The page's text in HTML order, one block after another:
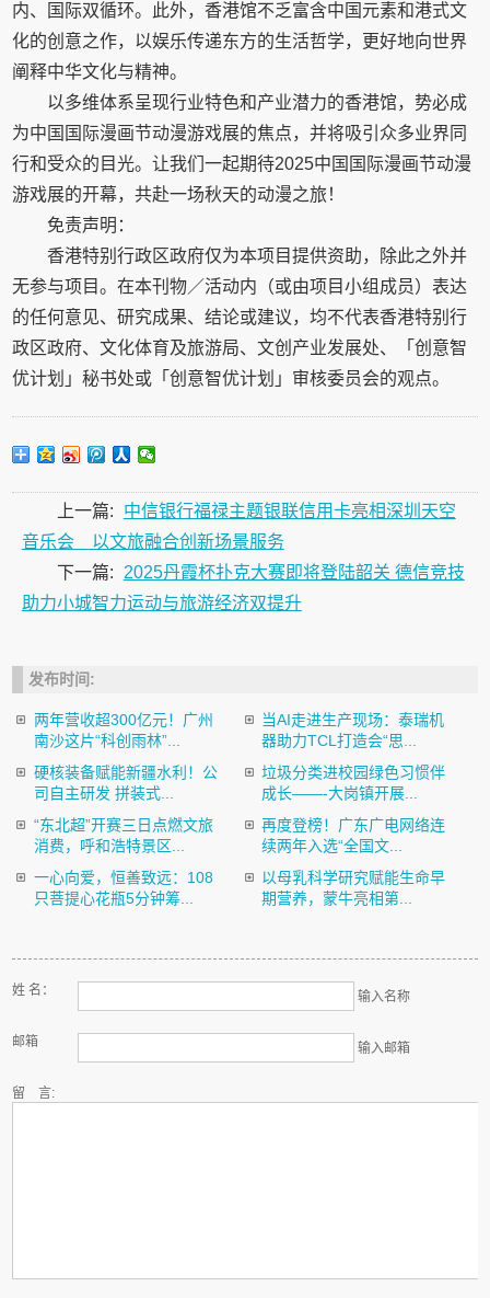
内、国际双循环。此外，香港馆不乏富含中国元素和港式文
化的创意之作，以娱乐传递东方的生活哲学，更好地向世界
阐释中华文化与精神。
以多维体系呈现行业特色和产业潜力的香港馆，势必成
为中国国际漫画节动漫游戏展的焦点，并将吸引众多业界同
行和受众的目光。让我们一起期待2025中国国际漫画节动漫
游戏展的开幕，共赴一场秋天的动漫之旅！
免责声明：
香港特别行政区政府仅为本项目提供资助，除此之外并
无参与项目。在本刊物／活动内（或由项目小组成员）表达
的任何意见、研究成果、结论或建议，均不代表香港特别行
政区政府、文化体育及旅游局、文创产业发展处、「创意智
优计划」秘书处或「创意智优计划」审核委员会的观点。
上一篇:
中信银行福禄主题银联信用卡亮相深圳天空
音乐会 以文旅融合创新场景服务
下一篇:
2025丹霞杯扑克大赛即将登陆韶关 德信竞技
助力小城智力运动与旅游经济双提升
发布时间:
两年营收超300亿元！广州
南沙这片“科创雨林”...
当AI走进生产现场：泰瑞机
器助力TCL打造会“思...
硬核装备赋能新疆水利！公
司自主研发 拼装式...
垃圾分类进校园绿色习惯伴
成长——-大岗镇开展...
“东北超”开赛三日点燃文旅
消费，呼和浩特景区...
再度登榜！广东广电网络连
续两年入选“全国文...
一心向爱，恒善致远：108
只菩提心花瓶5分钟筹...
以母乳科学研究赋能生命早
期营养，蒙牛亮相第...
姓 名： 输入名称
邮箱 输入邮箱
留 言: